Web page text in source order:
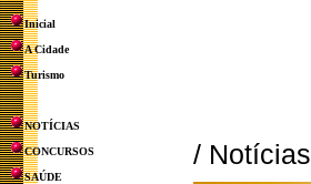
Inicial
A Cidade
Turismo
NOTÍCIAS
CONCURSOS
SAÚDE
/ Notícias